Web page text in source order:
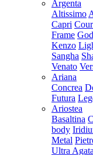
Argenta
Altissimo
Capri
Frame
Kenzo
Sangha
Venato
Ariana
Concrea
Futura
Ariostea
Basaltina
body
Metal
Ultra Agata